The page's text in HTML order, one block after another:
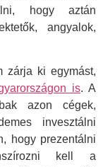
hogy aztán
angyalok,
zárja ki egymást,
is. A
azon cégek,
invesztálni
hogy prezentálni
kell a